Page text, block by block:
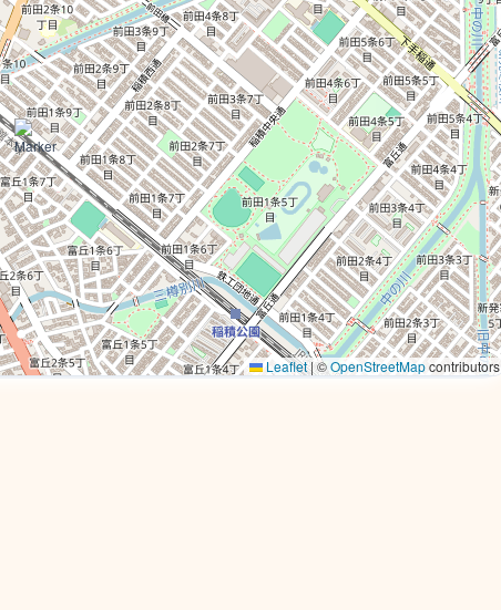
Leaflet|©OpenStreetMapcontributors